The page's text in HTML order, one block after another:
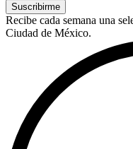
Suscribirme
Recibe cada semana una
Ciudad de México.